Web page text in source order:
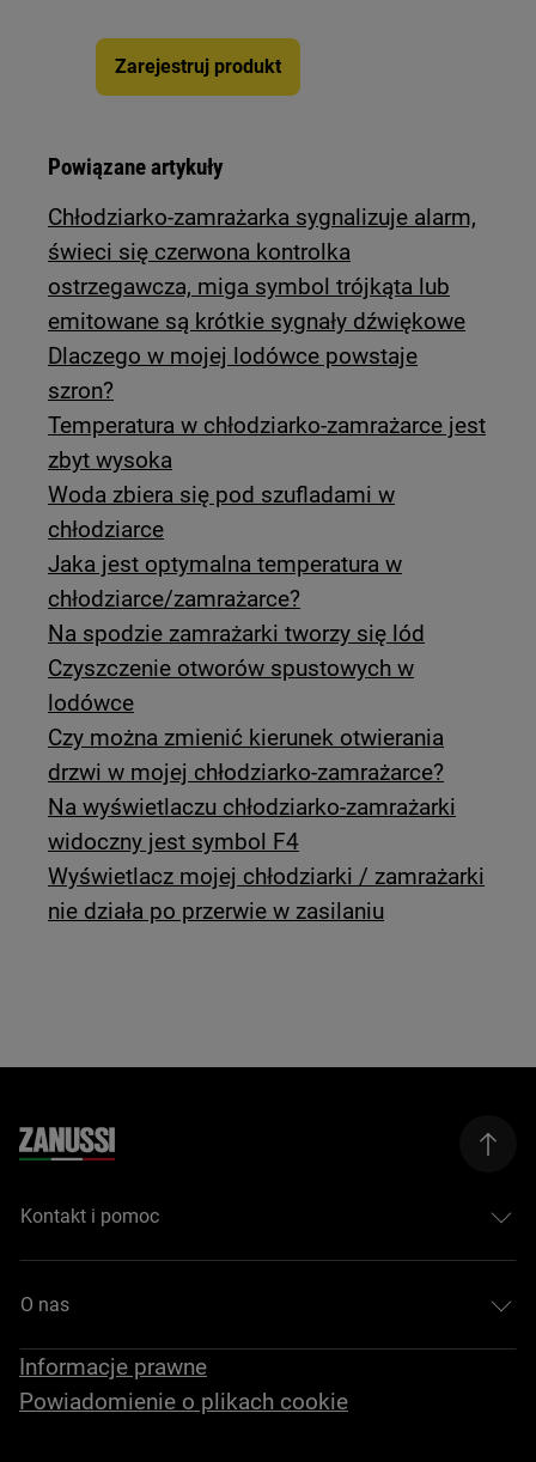
Zarejestruj produkt
Powiązane artykuły
Chłodziarko-zamrażarka sygnalizuje alarm,
świeci się czerwona kontrolka
ostrzegawcza, miga symbol trójkąta lub
emitowane są krótkie sygnały dźwiękowe
Dlaczego w mojej lodówce powstaje
szron?
Temperatura w chłodziarko-zamrażarce jest
zbyt wysoka
Woda zbiera się pod szufladami w
chłodziarce
Jaka jest optymalna temperatura w
chłodziarce/zamrażarce?
Na spodzie zamrażarki tworzy się lód
Czyszczenie otworów spustowych w
lodówce
Czy można zmienić kierunek otwierania
drzwi w mojej chłodziarko-zamrażarce?
Na wyświetlaczu chłodziarko-zamrażarki
widoczny jest symbol F4
Wyświetlacz mojej chłodziarki / zamrażarki
nie działa po przerwie w zasilaniu
Kontakt i pomoc
O nas
Informacje prawne
Powiadomienie o plikach cookie